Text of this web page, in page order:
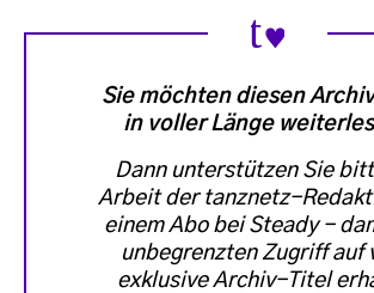
Sie möchten diesen
in voller Länge
Dann unterstützen Sie
Arbeit der tanznetz-
einem Abo bei Steady -
unbegrenzten Zugriff auf
exklusive Archiv-Titel